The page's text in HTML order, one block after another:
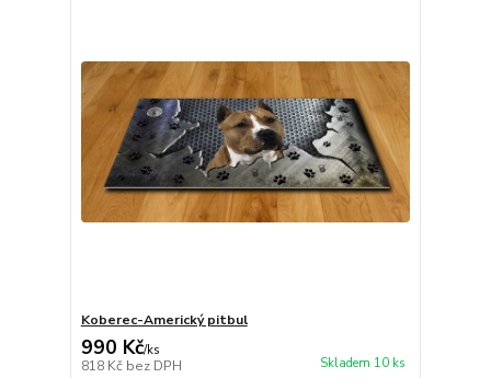
Koberec-Americký pitbul
990 Kč/ks
818 Kč bez DPH Skladem 10 ks